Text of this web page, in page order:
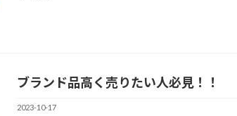
ブランド品高く売りたい人必見！！
2023-10-17